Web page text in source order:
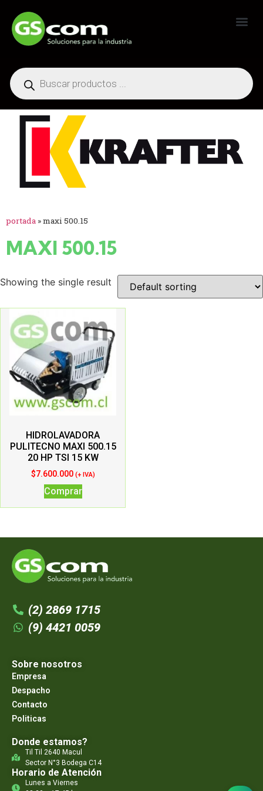
portada »maxi 500.15
MAXI 500.15
Showing the single result
HIDROLAVADORA
PULITECNO MAXI 500.15
20 HP TSI 15 KW
$7.600.000 (+ IVA)
Comprar
(2) 2869 1715
(9) 4421 0059
Sobre nosotros
Empresa
Despacho
Contacto
Politicas
Donde estamos?
Til Til 2640 Macul
Sector N°3 Bodega C14
Horario de Atención
Lunes a Viernes